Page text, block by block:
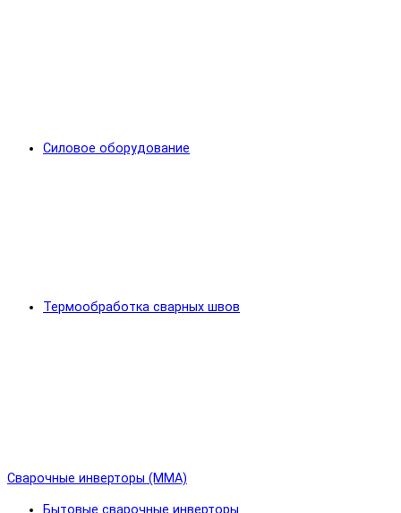
Силовое оборудование
Термообработка сварных швов
Сварочные инверторы (MMA)